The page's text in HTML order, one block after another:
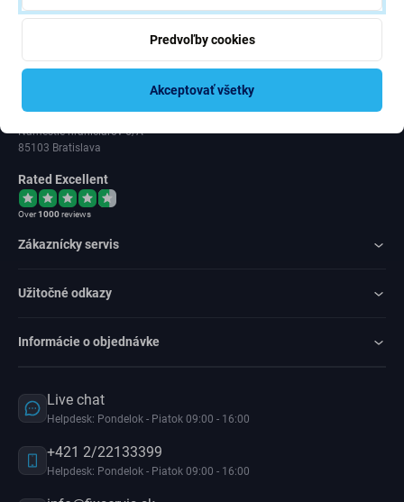
ID: 47 019 948
Námestie hraničiarov 6/A
85103 Bratislava
Rated Excellent
Over1000reviews
Zákaznícky servis
Užitočné odkazy
Informácie o objednávke
Live chat
Helpdesk: Pondelok - Piatok 09:00 - 16:00
+421 2/22133399
Helpdesk: Pondelok - Piatok 09:00 - 16:00
Predvoľby cookies
Akceptovať všetky